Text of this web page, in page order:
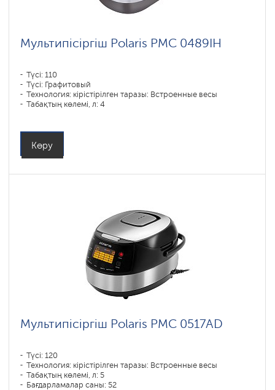
Мультипісіргіш Polaris PMC 0489IH
Түсі: 110
Түсі: Графитовый
Технология: кірістірілген таразы: Встроенные весы
Табақтың көлемі, л: 4
Көру
Мультипісіргіш Polaris PMC 0517AD
Түсі: 120
Технология: кірістірілген таразы: Встроенные весы
Табақтың көлемі, л: 5
Бағдарламалар саны: 52